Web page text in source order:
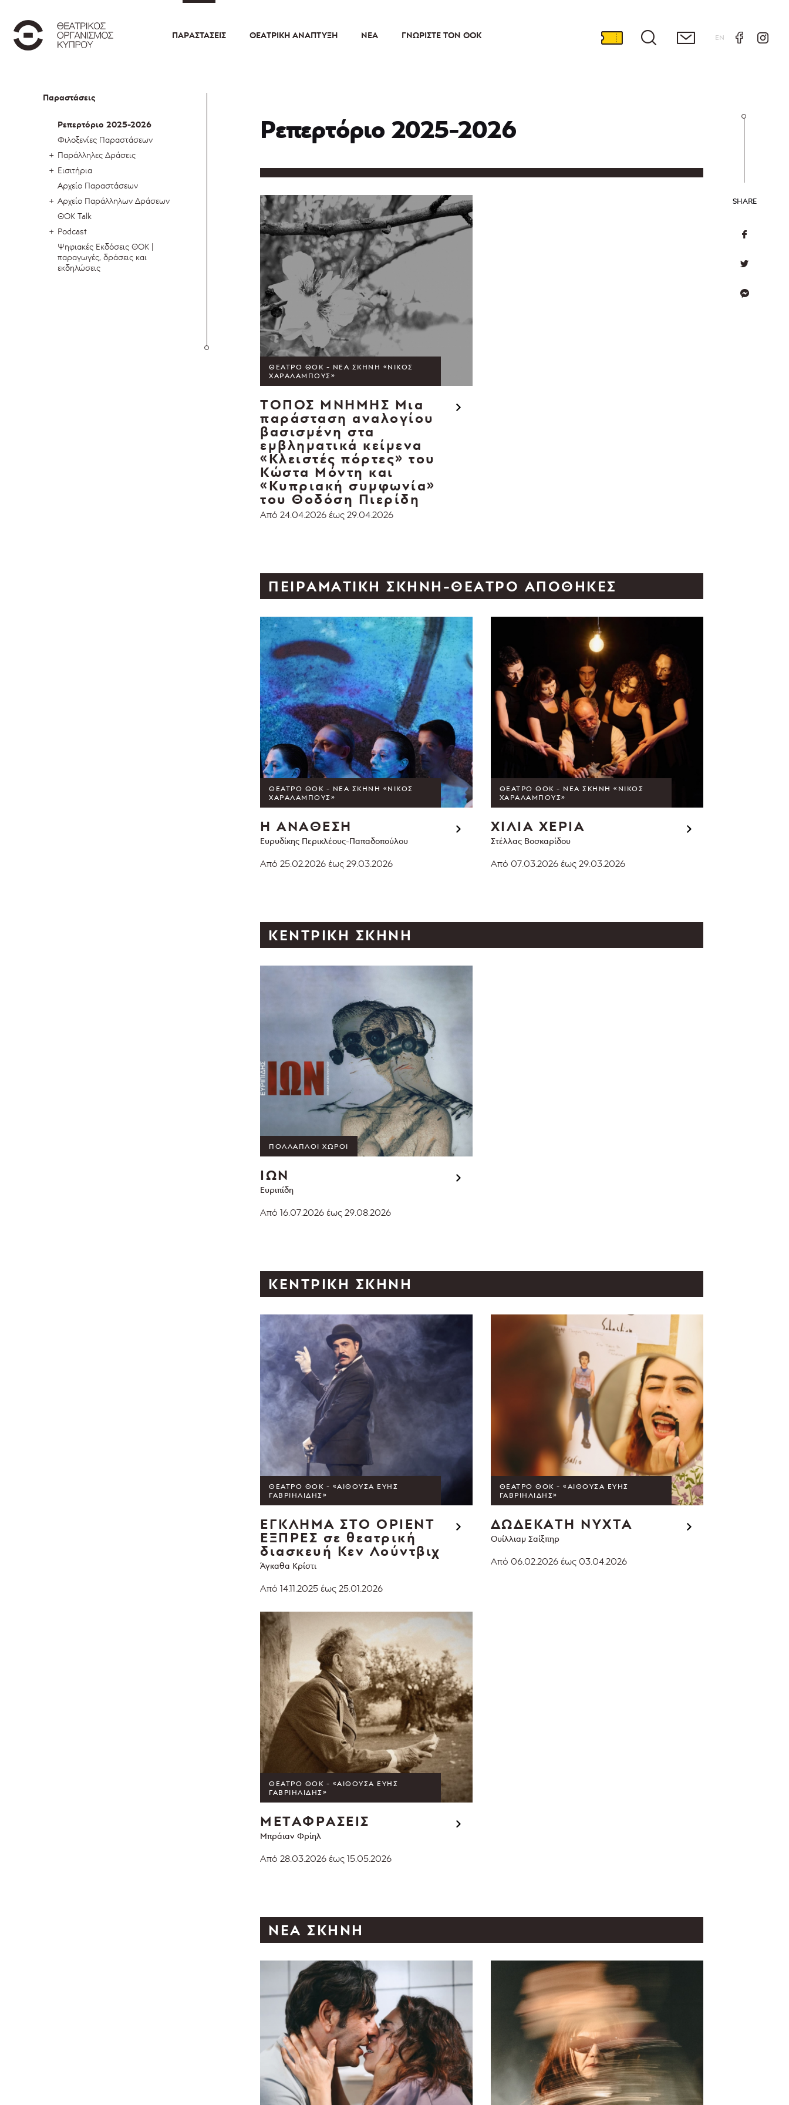
ΠΑΡΑΣΤΆΣΕΙΣ ΘΕΑΤΡΙΚΉ ΑΝΆΠΤΥΞΗ ΝΈΑ ΓΝΩΡΊΣΤΕ ΤΟΝ ΘΟΚ EN
Ρεπερτόριο 2025-2026
SHARE
ΘΈΑΤΡΟ ΘΟΚ - ΝΈΑ ΣΚΗΝΉ «ΝΊΚΟΣ
ΧΑΡΑΛΆΜΠΟΥΣ»
ΤΟΠΟΣ ΜΝΗΜΗΣ Μια
παράσταση αναλογίου
βασισμένη στα
εμβληματικά κείμενα
«Κλειστές πόρτες» του
Κώστα Μόντη και
«Κυπριακή συμφωνία»
του Θοδόση Πιερίδη
Από 24.04.2026 έως 29.04.2026
ΠΕΙΡΑΜΑΤΙΚΉ ΣΚΗΝΉ-ΘΈΑΤΡΟ ΑΠΟΘΉΚΕΣ
ΘΈΑΤΡΟ ΘΟΚ - ΝΈΑ ΣΚΗΝΉ «ΝΊΚΟΣ
ΧΑΡΑΛΆΜΠΟΥΣ»
Η ΑΝΑΘΕΣΗ
Ευρυδίκης Περικλέους-Παπαδοπούλου
Από 25.02.2026 έως 29.03.2026
ΘΈΑΤΡΟ ΘΟΚ - ΝΈΑ ΣΚΗΝΉ «ΝΊΚΟΣ
ΧΑΡΑΛΆΜΠΟΥΣ»
ΧΙΛΙΑ ΧΕΡΙΑ
Στέλλας Βοσκαρίδου
Από 07.03.2026έως 29.03.2026
ΚΕΝΤΡΙΚΉ ΣΚΗΝΉ
ΠΟΛΛΑΠΛΟΊ ΧΏΡΟΙ
ΙΩΝ
Ευριπίδη
Από 16.07.2026 έως 29.08.2026
ΚΕΝΤΡΙΚΉ ΣΚΗΝΉ
ΘΈΑΤΡΟ ΘΟΚ - «ΑΊΘΟΥΣΑ ΕΎΗΣ
ΓΑΒΡΙΗΛΊΔΗΣ»
ΕΓΚΛΗΜΑ ΣΤΟ ΟΡΙΕΝΤ
ΕΞΠΡΕΣ σε θεατρική
διασκευή Κεν Λούντβιχ
Άγκαθα Κρίστι
Από 14.11.2025 έως 25.01.2026
ΘΈΑΤΡΟ ΘΟΚ - «ΑΊΘΟΥΣΑ ΕΎΗΣ
ΓΑΒΡΙΗΛΊΔΗΣ»
ΔΩΔΕΚΑΤΗ ΝΥΧΤΑ
Ουίλλιαμ Σαίξπηρ
Από 06.02.2026έως 03.04.2026
ΘΈΑΤΡΟ ΘΟΚ - «ΑΊΘΟΥΣΑ ΕΎΗΣ
ΓΑΒΡΙΗΛΊΔΗΣ»
ΜΕΤΑΦΡΑΣΕΙΣ
Μπράιαν Φρίηλ
Από 28.03.2026 έως 15.05.2026
ΝΈΑ ΣΚΗΝΉ
Παραστάσεις
Ρεπερτόριο 2025-2026
Φιλοξενίες Παραστάσεων
Παράλληλες Δράσεις
Εισιτήρια
Aρχείο Παραστάσεων
Αρχείο Παράλληλων Δράσεων
ΘΟΚ Talk
Podcast
Ψηφιακές Εκδόσεις ΘΟΚ |
παραγωγές, δράσεις και
εκδηλώσεις